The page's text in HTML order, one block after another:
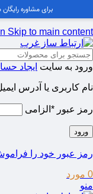
برای مشاوره
Skip to main content
ورود به سایت ایجاد
نام کاربری یا آدرس
رمز عبور * الزامی
ورود
رمز عبور خود را
0 مورد
منو